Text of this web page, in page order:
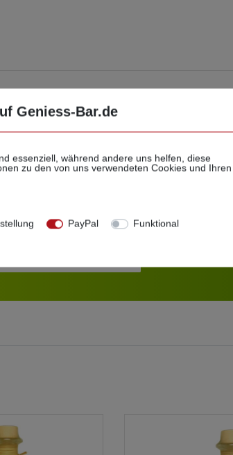
zählt!
Geniess-Bar.de
essenziell, während andere uns helfen, diese
zu den von uns verwendeten Cookies und Ihren
PayPal
Funktional